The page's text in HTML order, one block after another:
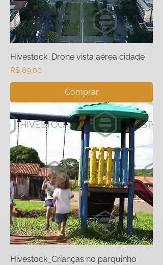
Hivestock_Drone vista aérea cidade
Preço
R$ 89,00
Comprar
Hivestock_Crianças no parquinho